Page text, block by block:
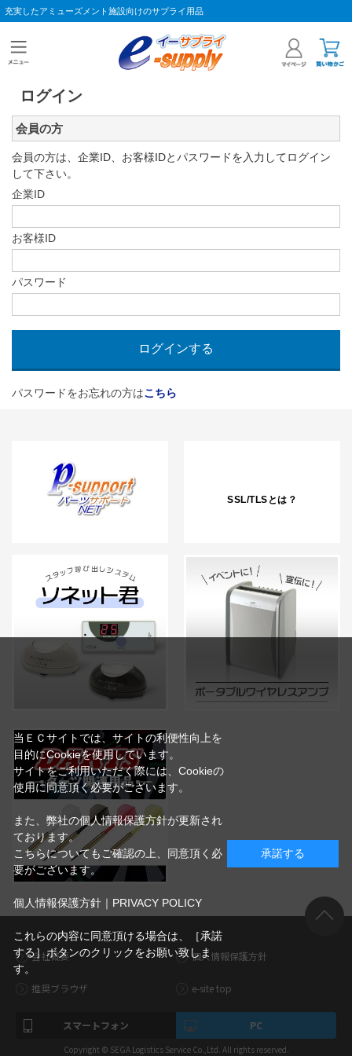
充実したアミューズメント施設向けのサプライ用品
ログイン
会員の方
会員の方は、企業ID、お客様IDとパスワードを入力してログイン
して下さい。
企業ID
お客様ID
パスワード
パスワードをお忘れの方はこちら
SSL/TLSとは？
会社概要 個人情報保護方針
推奨ブラウザ e-site top
スマートフォン PC
Copyright © SEGA Logistics Service Co.,Ltd. All rights reserved.
当ＥＣサイトでは、サイトの利便性向上を
目的にCookieを使用しています。
サイトをご利用いただく際には、Cookieの
使用に同意頂く必要がございます。
また、弊社の個人情報保護方針が更新され
ております。
こちらについてもご確認の上、同意頂く必
要がございます。
個人情報保護方針｜PRIVACY POLICY
これらの内容に同意頂ける場合は、［承諾
する］ボタンのクリックをお願い致しま
す。
承諾する